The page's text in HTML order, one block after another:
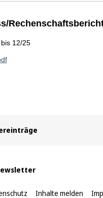
12/25
Inhalte melden